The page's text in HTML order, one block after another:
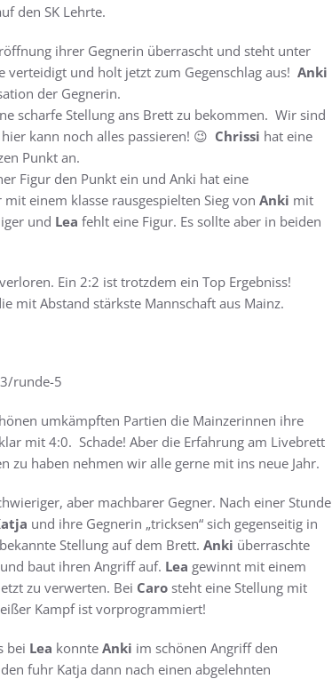
den SK Lehrte.
ihrer Gegnerin überrascht und steht unter
und holt jetzt zum Gegenschlag aus! Anki
der Gegnerin.
scharfe Stellung ans Brett zu bekommen. Wir sind
kann noch alles passieren! 😉 Chrissi hat eine
Punkt an.
Figur den Punkt ein und Anki hat eine
einem klasse rausgespielten Sieg von Anki mit
und Lea fehlt eine Figur. Es sollte aber in beiden
Ein 2:2 ist trotzdem ein Top Ergebniss!
mit Abstand stärkste Mannschaft aus Mainz.
runde-5
umkämpften Partien die Mainzerinnen ihre
mit 4:0. Schade! Aber die Erfahrung am Livebrett
zu haben nehmen wir alle gerne mit ins neue Jahr.
aber machbarer Gegner. Nach einer Stunde
und ihre Gegnerin „tricksen“ sich gegenseitig in
Stellung auf dem Brett. Anki überraschte
baut ihren Angriff auf. Lea gewinnt mit einem
zu verwerten. Bei Caro steht eine Stellung mit
Kampf ist vorprogrammiert!
bei Lea konnte Anki im schönen Angriff den
fuhr Katja dann nach einen abgelehnten